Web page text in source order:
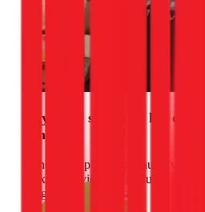
Quy trình sửa tủ và lắp đặt
nghiệp
Nghe có vẻ phức tạp, nhưng với
1Fix, công việc này sẽ được thực
gàng qua các bước sau: